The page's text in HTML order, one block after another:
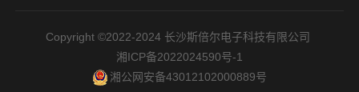
Copyright ©2022-2024 长沙斯倍尔电子科技有限公司
湘ICP备2022024590号-1
湘公网安备43012102000889号